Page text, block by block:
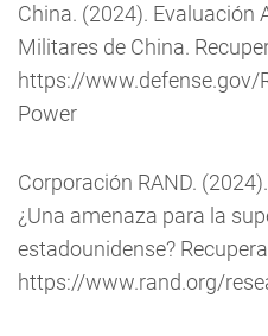
China. (2024). Evaluación
Militares de China.
https://www.defense.gov/
Power
Corporación RAND.
¿Una amenaza para la
estadounidense?
https://www.rand.org/